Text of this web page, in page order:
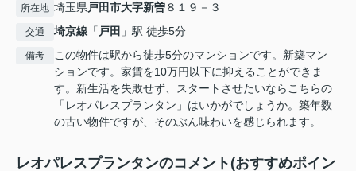
所在地 埼玉県戸田市大字新曽８１９－３
交通 埼京線 「 戸田 」駅 徒歩5分
備考
この物件は駅から徒歩5分のマンションです。新築マン
ションです。家賃を10万円以下に抑えることができま
す。新生活を失敗せず、スタートさせたいならこちらの
「レオパレスプランタン」はいかがでしょうか。築年数
の古い物件ですが、そのぶん味わいを感じられます。
レオパレスプランタンのコメント(おすすめポイン